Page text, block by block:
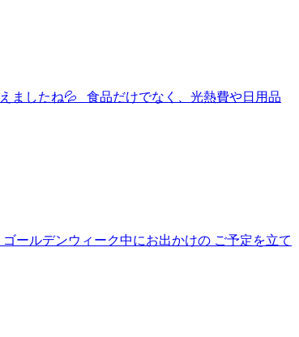
ましたね💦 食品だけでなく、光熱費や日用品
ールデンウィーク中にお出かけの ご予定を立て